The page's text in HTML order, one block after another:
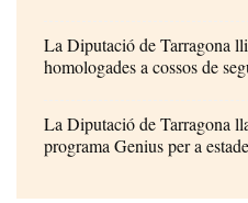
La Diputació de Tarragona
homologades a cossos de
La Diputació de Tarragona
programa Genius per a